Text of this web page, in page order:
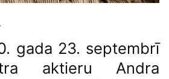
gada 23. septembrī
aktieru Andra